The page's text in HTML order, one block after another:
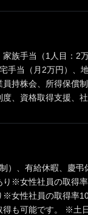
族手当（1人目：2
手当（月2万円）、
持株会、所得保償
、資格取得支援、社
）、有給休暇、慶弔
り※女性社員の取得
※女性社員の取得率
得も可能です。 ※土